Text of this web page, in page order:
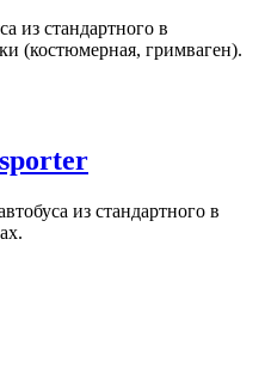
из стандартного в
(костюмерная, гримваген).
из стандартного в